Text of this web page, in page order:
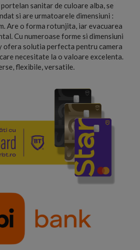
sanitar de culoare alba, se
si are urmatoarele dimensiuni :
Are o forma rotunjita, iar evacuarea
Cu numeroase forme si dimensiuni
ofera solutia perfecta pentru camera
necesitate la o valoare excelenta.
flexibile, versatile.